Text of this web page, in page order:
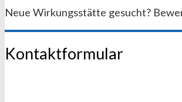
Neue Wirkungsstätte gesucht?
Kontaktformular